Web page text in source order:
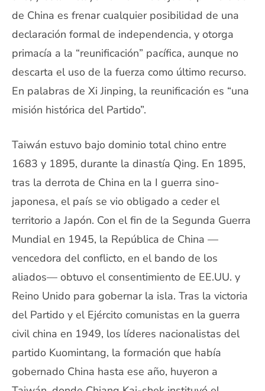
de China es frenar cualquier posibilidad de una
declaración formal de independencia, y otorga
primacía a la “reunificación” pacífica, aunque no
descarta el uso de la fuerza como último recurso.
En palabras de Xi Jinping, la reunificación es “una
misión histórica del Partido”.
Taiwán estuvo bajo dominio total chino entre
1683 y 1895, durante la dinastía Qing. En 1895,
tras la derrota de China en la I guerra sino-
japonesa, el país se vio obligado a ceder el
territorio a Japón. Con el fin de la Segunda Guerra
Mundial en 1945, la República de China —
vencedora del conflicto, en el bando de los
aliados— obtuvo el consentimiento de EE.UU. y
Reino Unido para gobernar la isla. Tras la victoria
del Partido y el Ejército comunistas en la guerra
civil china en 1949, los líderes nacionalistas del
partido Kuomintang, la formación que había
gobernado China hasta ese año, huyeron a